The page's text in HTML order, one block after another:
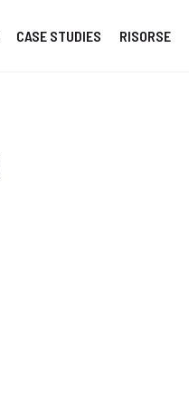
CASE STUDIES RISORSE